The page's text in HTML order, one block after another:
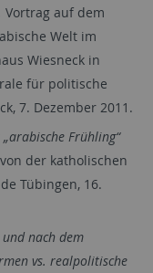
Vortrag auf dem
Welt im
Wiesneck in
für politische
7. Dezember 2011.
Frühling“
der katholischen
Tübingen, 16.
nach dem
vs. realpolitische